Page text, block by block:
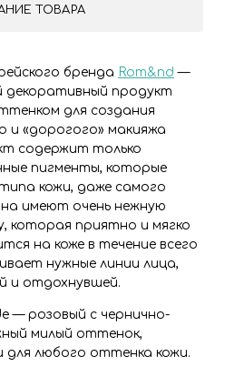
ТОВАРА
бренда Rom&nd —
декоративный продукт
для создания
и «дорогого» макияжа
содержит только
пигменты, которые
кожи, даже самого
имеют очень нежную
которая приятно и мягко
на коже в течение всего
нужные линии лица,
и отдохнувшей.
— розовый с чернично-
милый оттенок,
для любого оттенка кожи.